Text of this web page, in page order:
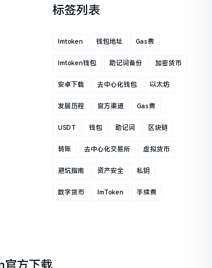
标签列表
Imtoken 钱包地址 Gas费
Imtoken钱包 助记词备份 加密货币
安卓下载 去中心化钱包 以太坊
发展历程 官方渠道 Gas费
USDT 钱包 助记词 区块链
转账 去中心化交易所 虚拟货币
避坑指南 资产安全 私钥
数字货币 ImToken 手续费